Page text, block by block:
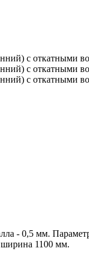
- 0,5 мм.
1100 мм.